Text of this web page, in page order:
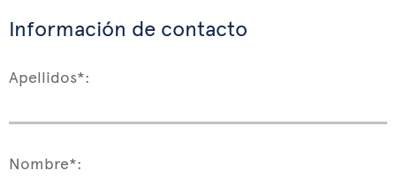
Información de contacto
Apellidos*:
Nombre*: